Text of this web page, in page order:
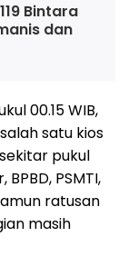
Bintara
dan
00.15 WIB,
satu kios
pukul
PSMTI,
ratusan
masih